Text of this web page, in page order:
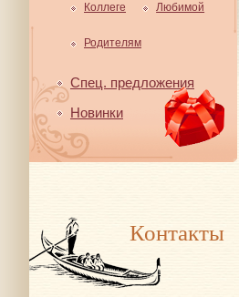
Коллеге Любимой
Родителям
Спец. предложения
Новинки
Контакты